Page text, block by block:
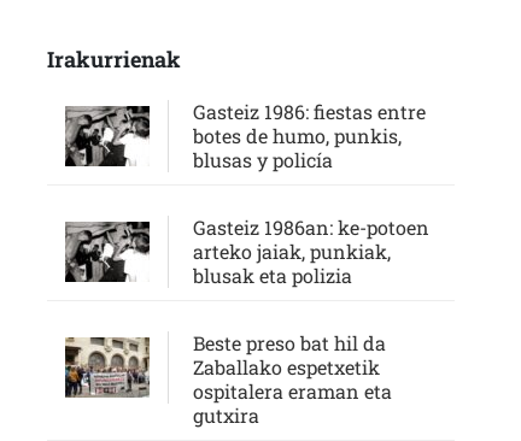
Irakurrienak
Gasteiz 1986: fiestas entre
botes de humo, punkis,
blusas y policía
Gasteiz 1986an: ke-potoen
arteko jaiak, punkiak,
blusak eta polizia
Beste preso bat hil da
Zaballako espetxetik
ospitalera eraman eta
gutxira